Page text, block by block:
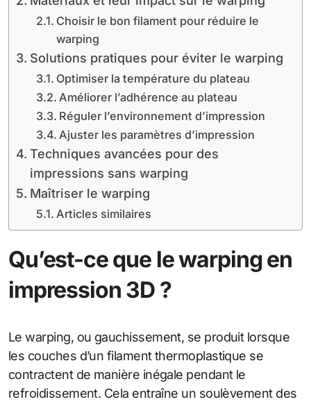
Choisir le bon filament pour réduire le
warping
Solutions pratiques pour éviter le warping
Optimiser la température du plateau
Améliorer l’adhérence au plateau
Réguler l’environnement d’impression
Ajuster les paramètres d’impression
Techniques avancées pour des
impressions sans warping
Maîtriser le warping
Articles similaires
Qu’est-ce que le warping en
impression 3D ?
Le warping, ou gauchissement, se produit lorsque
les couches d’un filament thermoplastique se
contractent de manière inégale pendant le
refroidissement. Cela entraîne un soulèvement des